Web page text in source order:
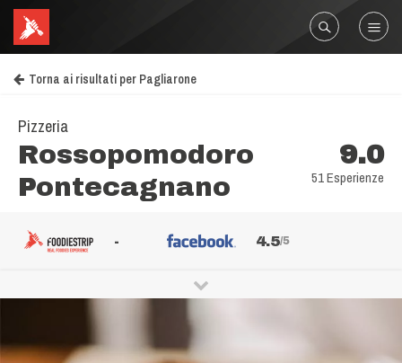
Torna ai risultati per Pagliarone
Pizzeria
Rossopomodoro
Pontecagnano
9.0
51 Esperienze
- 4.5/5